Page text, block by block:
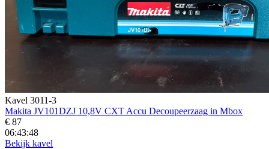
Kavel 3011-3
Makita JV101DZJ 10,8V CXT Accu Decoupeerzaag in Mbox
€ 87
06:43:46
Bekijk kavel